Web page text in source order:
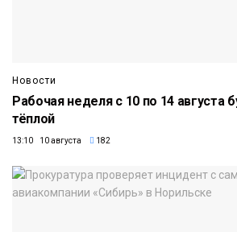
Новости
Рабочая неделя с 10 по 14 августа
тёплой
13:10 10 августа 182